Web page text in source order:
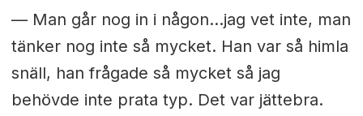
— Man går nog in i någon…jag vet inte, man
tänker nog inte så mycket. Han var så himla
snäll, han frågade så mycket så jag
behövde inte prata typ. Det var jättebra.